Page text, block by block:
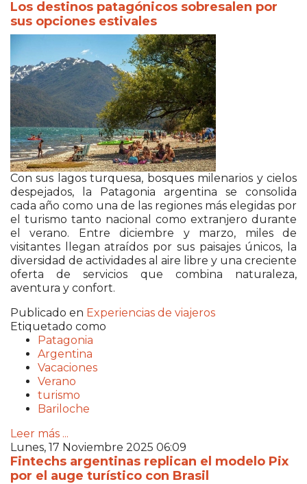
Los destinos patagónicos sobresalen por
sus opciones estivales
Con sus lagos turquesa, bosques milenarios y cielos
despejados, la Patagonia argentina se consolida
cada año como una de las regiones más elegidas por
el turismo tanto nacional como extranjero durante
el verano. Entre diciembre y marzo, miles de
visitantes llegan atraídos por sus paisajes únicos, la
diversidad de actividades al aire libre y una creciente
oferta de servicios que combina naturaleza,
aventura y confort.
Publicado en Experiencias de viajeros
Etiquetado como
Patagonia
Argentina
Vacaciones
Verano
turismo
Bariloche
Leer más ...
Lunes, 17 Noviembre 2025 06:09
Fintechs argentinas replican el modelo Pix
por el auge turístico con Brasil